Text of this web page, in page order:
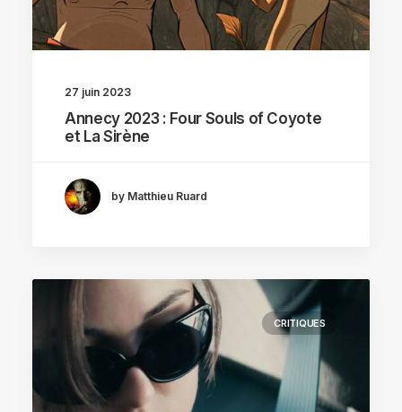
27 juin 2023
Annecy 2023 : Four Souls of Coyote
et La Sirène
by Matthieu Ruard
CRITIQUES